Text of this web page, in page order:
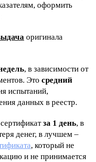
оформить
оригинала
, в зависимости от
Это средний
испытаний,
данных в реестр.
за 1 день, в
денег, в лучшем –
, который не
и не принимается